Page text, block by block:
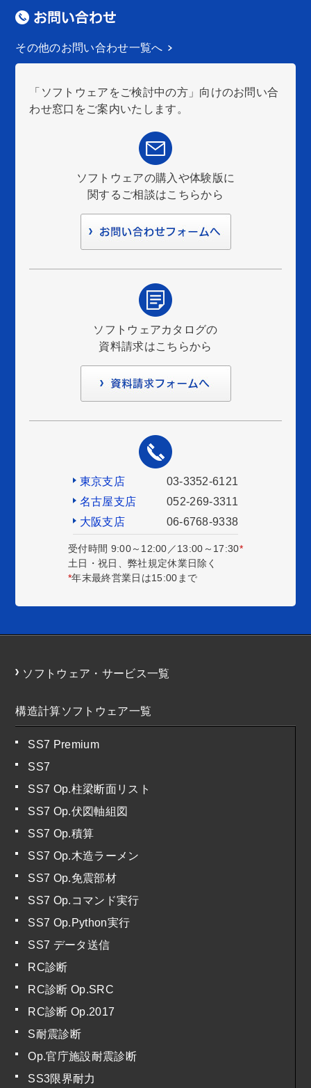
その他のお問い合わせ一覧へ
「ソフトウェアをご検討中の方」向けのお問い合
わせ窓口をご案内いたします。
ソフトウェアの購入や体験版に
関するご相談はこちらから
ソフトウェアカタログの
資料請求はこちらから
東京支店
03-3352-6121
名古屋支店
052-269-3311
大阪支店
06-6768-9338
受付時間 9:00～12:00／13:00～17:30*
土日・祝日、弊社規定休業日除く
*年末最終営業日は15:00まで
ソフトウェア・サービス一覧
構造計算ソフトウェア一覧
SS7 Premium
SS7
SS7 Op.柱梁断面リスト
SS7 Op.伏図軸組図
SS7 Op.積算
SS7 Op.木造ラーメン
SS7 Op.免震部材
SS7 Op.コマンド実行
SS7 Op.Python実行
SS7 データ送信
RC診断
RC診断 Op.SRC
RC診断 Op.2017
S耐震診断
Op.官庁施設耐震診断
SS3限界耐力